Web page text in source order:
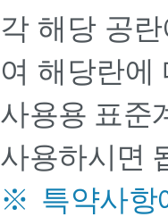
각 해당 공
여 해당란에
사용용 표준
사용하시면
※ 특약사항